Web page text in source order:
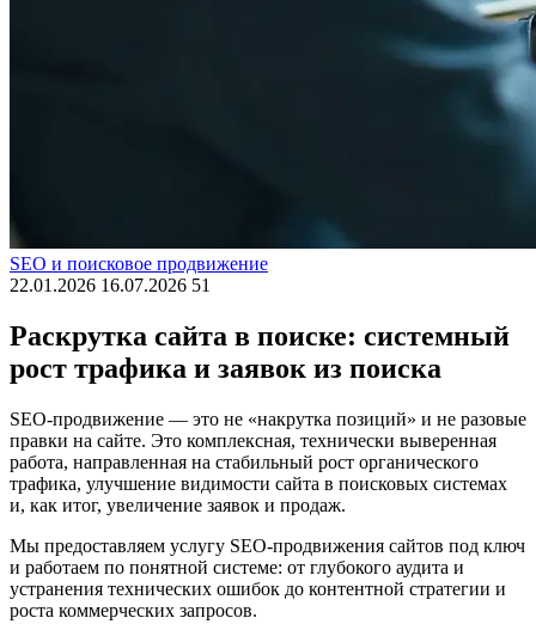
SEO и поисковое продвижение
22.01.2026 16.07.2026 51
Раскрутка сайта в поиске: системный
рост трафика и заявок из поиска
SEO-продвижение — это не «накрутка позиций» и не разовые
правки на сайте. Это комплексная, технически выверенная
работа, направленная на стабильный рост органического
трафика, улучшение видимости сайта в поисковых системах
и, как итог, увеличение заявок и продаж.
Мы предоставляем услугу SEO-продвижения сайтов под ключ
и работаем по понятной системе: от глубокого аудита и
устранения технических ошибок до контентной стратегии и
роста коммерческих запросов.